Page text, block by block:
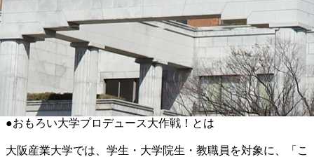
●おもろい大学プロデュース大作戦！とは
大阪産業大学では、学生・大学院生・教職員を対象に、「こ